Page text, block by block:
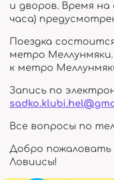
и дворов. Время на
часа)
Поездка
метро Меллунмяки.
к метро
Запись по
Все вопросы по
Добро пожаловать
Ловиисы!